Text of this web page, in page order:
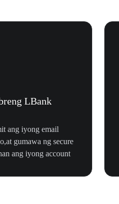
LBank
ang iyong email
gumawa ng secure
ang iyong account